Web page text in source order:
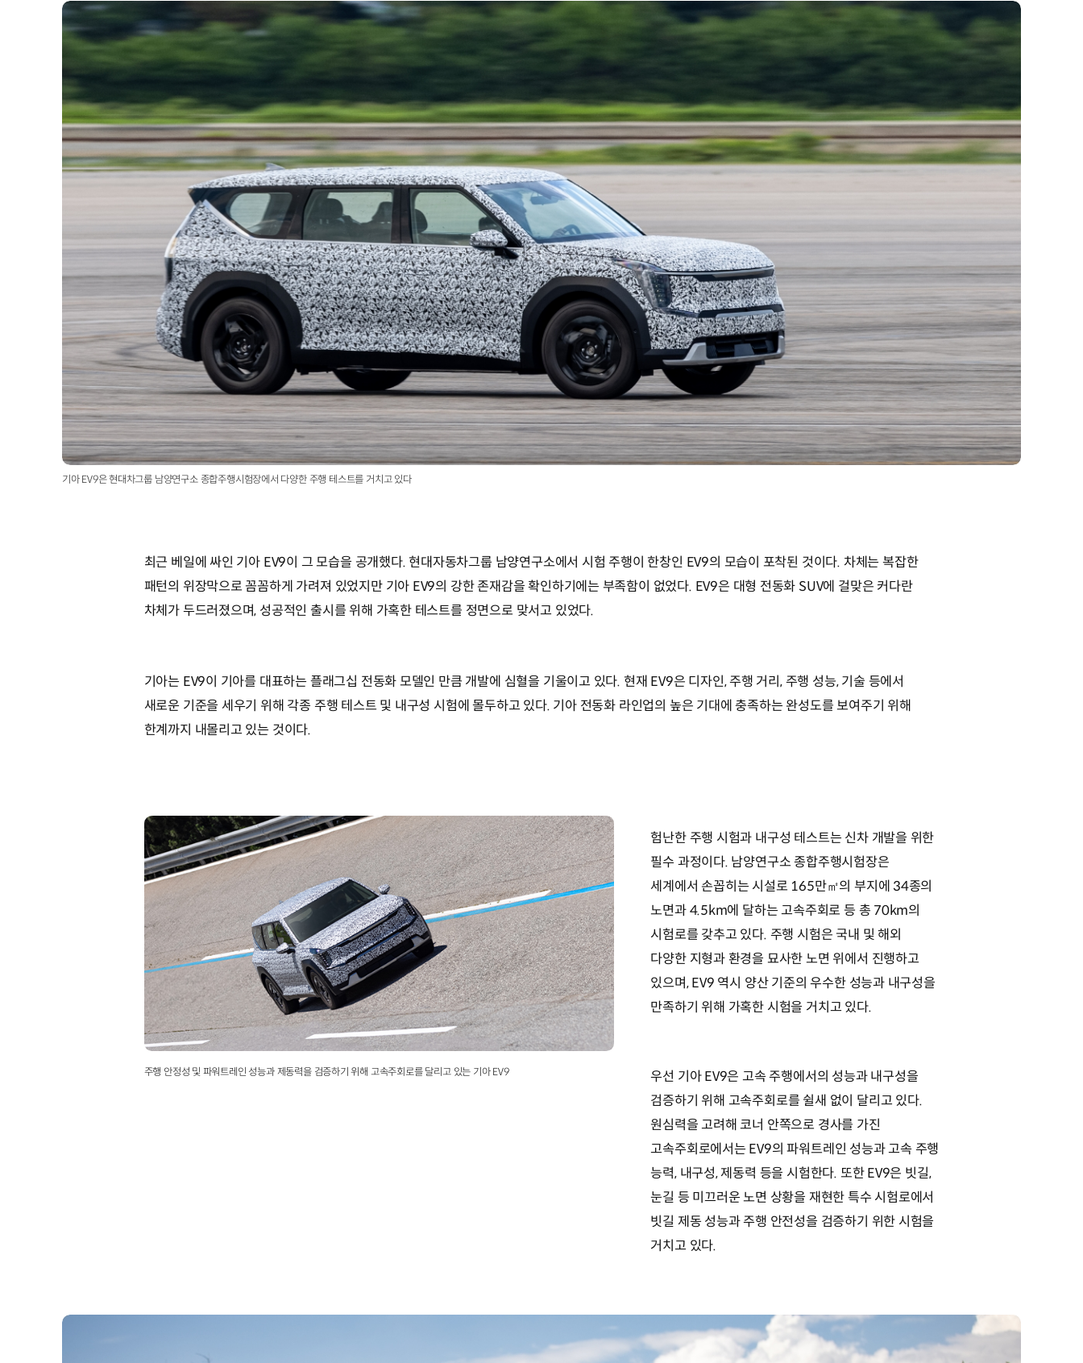
기아 EV9은 현대차그룹 남양연구소 종합주행시험장에서 다양한 주행 테스트를 거치고 있다
최근 베일에 싸인 기아 EV9이 그 모습을 공개했다. 현대자동차그룹 남양연구소에서 시험 주행이 한창인 EV9의 모습이 포착된 것이다. 차체는 복잡한
패턴의 위장막으로 꼼꼼하게 가려져 있었지만 기아 EV9의 강한 존재감을 확인하기에는 부족함이 없었다. EV9은 대형 전동화 SUV에 걸맞은 커다란
차체가 두드러졌으며, 성공적인 출시를 위해 가혹한 테스트를 정면으로 맞서고 있었다.
기아는 EV9이 기아를 대표하는 플래그십 전동화 모델인 만큼 개발에 심혈을 기울이고 있다. 현재 EV9은 디자인, 주행 거리, 주행 성능, 기술 등에서
새로운 기준을 세우기 위해 각종 주행 테스트 및 내구성 시험에 몰두하고 있다. 기아 전동화 라인업의 높은 기대에 충족하는 완성도를 보여주기 위해
한계까지 내몰리고 있는 것이다.
주행 안정성 및 파워트레인 성능과 제동력을 검증하기 위해 고속주회로를 달리고 있는 기아 EV9
험난한 주행 시험과 내구성 테스트는 신차 개발을 위한
필수 과정이다. 남양연구소 종합주행시험장은
세계에서 손꼽히는 시설로 165만㎡의 부지에 34종의
노면과 4.5km에 달하는 고속주회로 등 총 70km의
시험로를 갖추고 있다. 주행 시험은 국내 및 해외
다양한 지형과 환경을 묘사한 노면 위에서 진행하고
있으며, EV9 역시 양산 기준의 우수한 성능과 내구성을
만족하기 위해 가혹한 시험을 거치고 있다.
우선 기아 EV9은 고속 주행에서의 성능과 내구성을
검증하기 위해 고속주회로를 쉴새 없이 달리고 있다.
원심력을 고려해 코너 안쪽으로 경사를 가진
고속주회로에서는 EV9의 파워트레인 성능과 고속 주행
능력, 내구성, 제동력 등을 시험한다. 또한 EV9은 빗길,
눈길 등 미끄러운 노면 상황을 재현한 특수 시험로에서
빗길 제동 성능과 주행 안전성을 검증하기 위한 시험을
거치고 있다.